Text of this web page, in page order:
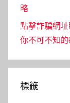
略
點擊詐騙網
你不可不知
標籤